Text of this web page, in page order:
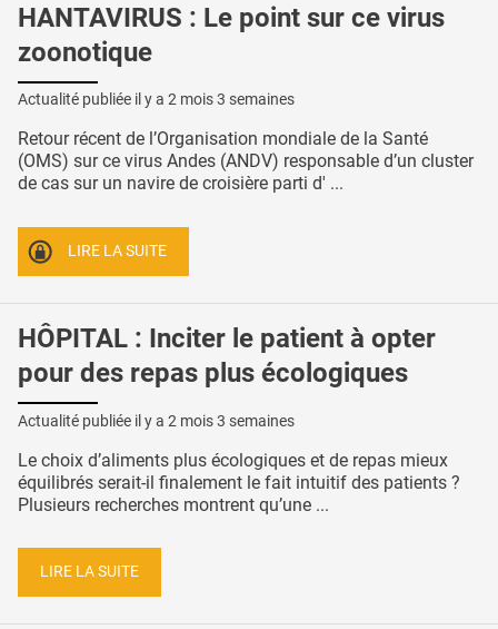
HANTAVIRUS : Le point sur ce virus
zoonotique
Actualité publiée il y a 2 mois 3 semaines
Retour récent de l’Organisation mondiale de la Santé
(OMS) sur ce virus Andes (ANDV) responsable d’un cluster
de cas sur un navire de croisière parti d' ...
LIRE LA SUITE
HÔPITAL : Inciter le patient à opter
pour des repas plus écologiques
Actualité publiée il y a 2 mois 3 semaines
Le choix d’aliments plus écologiques et de repas mieux
équilibrés serait-il finalement le fait intuitif des patients ?
Plusieurs recherches montrent qu’une ...
LIRE LA SUITE